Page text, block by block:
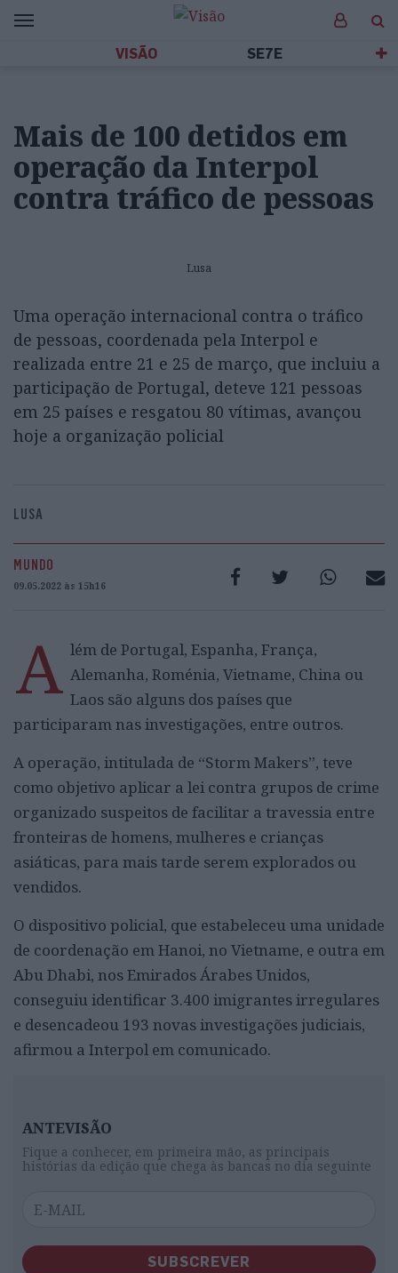
VISÃO SE7E
Mais de 100 detidos em
operação da Interpol
contra tráfico de pessoas
Lusa
Uma operação internacional contra o tráfico
de pessoas, coordenada pela Interpol e
realizada entre 21 e 25 de março, que incluiu a
participação de Portugal, deteve 121 pessoas
em 25 países e resgatou 80 vítimas, avançou
hoje a organização policial
LUSA
MUNDO
09.05.2022 às 15h16
A lém de Portugal, Espanha, França,
Alemanha, Roménia, Vietname, China ou
Laos são alguns dos países que
participaram nas investigações, entre outros.
A operação, intitulada de “Storm Makers”, teve
como objetivo aplicar a lei contra grupos de crime
organizado suspeitos de facilitar a travessia entre
fronteiras de homens, mulheres e crianças
asiáticas, para mais tarde serem explorados ou
vendidos.
O dispositivo policial, que estabeleceu uma unidade
de coordenação em Hanoi, no Vietname, e outra em
Abu Dhabi, nos Emirados Árabes Unidos,
conseguiu identificar 3.400 imigrantes irregulares
e desencadeou 193 novas investigações judiciais,
afirmou a Interpol em comunicado.
ANTEVISÃO
Fique a conhecer, em primeira mão, as principais
histórias da edição que chega às bancas no dia seguinte
SUBSCREVER